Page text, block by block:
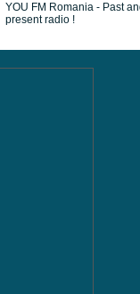
YOU FM Romania - Past
present radio !